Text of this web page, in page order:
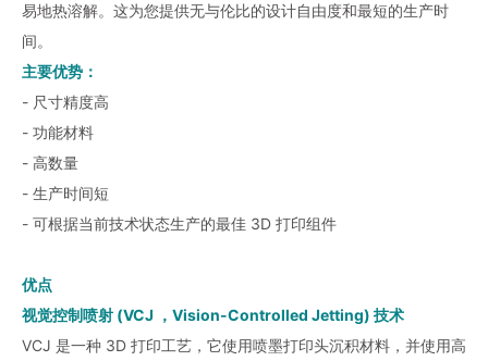
易地热溶解。这为您提供无与伦比的设计自由度和最短的生产时
间。
主要优势：
- 尺寸精度高
- 功能材料
- 高数量
- 生产时间短
- 可根据当前技术状态生产的最佳 3D 打印组件
优点
视觉控制喷射 (VCJ ，Vision-Controlled Jetting) 技术
VCJ 是一种 3D 打印工艺，它使用喷墨打印头沉积材料，并使用高